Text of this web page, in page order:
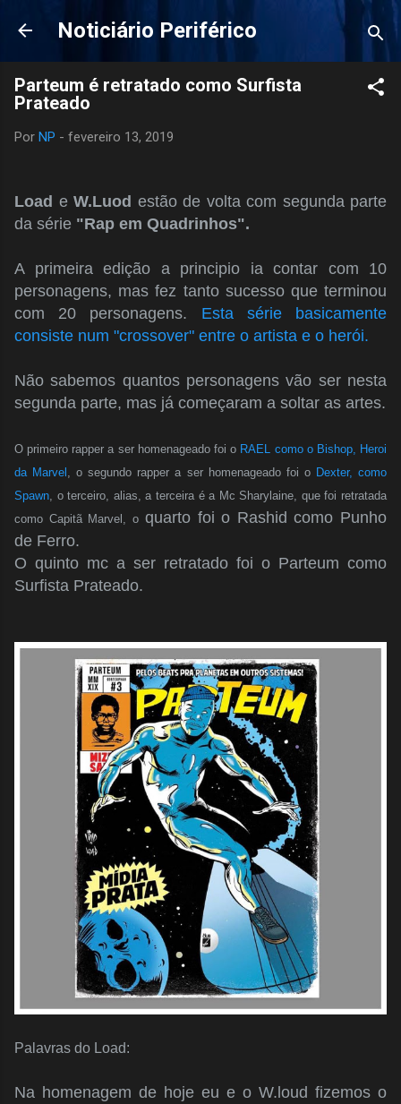
Pular para o conteúdo principal
Noticiário Periférico
Parteum é retratado como Surfista
Prateado
Por NP - fevereiro 13, 2019
Load eW.Luod estão de volta com segunda parte
da série "Rap em Quadrinhos".
A primeira edição a principio ia contar com 10
personagens, mas fez tanto sucesso que terminou
com 20 personagens. Esta série basicamente
consiste num "crossover" entre o artista e o herói.
Não sabemos quantos personagens vão ser nesta
segunda parte, mas já começaram a soltar as artes.
O primeiro rapper a ser homenageado foi o RAEL como o Bishop, Heroi
da Marvel , o segundo rapper a ser homenageado foi o Dexter, como
Spawn , o terceiro, alias, a terceira é a Mc Sharylaine, que foi retratada
como Capitã Marvel, oquarto foi o Rashid como Punho
de Ferro.
O quinto mc a ser retratado foi o Parteum como
Surfista Prateado.
Palavras do Load:
Na homenagem de hoje eu e o W.loud fizemos o